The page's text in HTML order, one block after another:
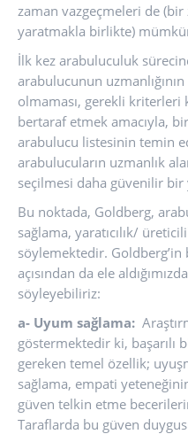
zaman vazgeçmeleri de
yaratmakla birlikte)
İlk kez arabuluculuk
arabulucunun
olmaması, gerekli kriterleri
bertaraf etmek amacıyla,
arabulucu listesinin temin
arabulucuların uzmanlık
seçilmesi daha güvenilir bir
Bu noktada, Goldberg,
sağlama, yaratıcılık/
söylemektedir. Goldberg’in
açısından da ele
söyleyebiliriz:
a- Uyum sağlama:
göstermektedir ki, başarılı
gereken temel özellik;
sağlama, empati
güven telkin etme
Taraflarda bu güven